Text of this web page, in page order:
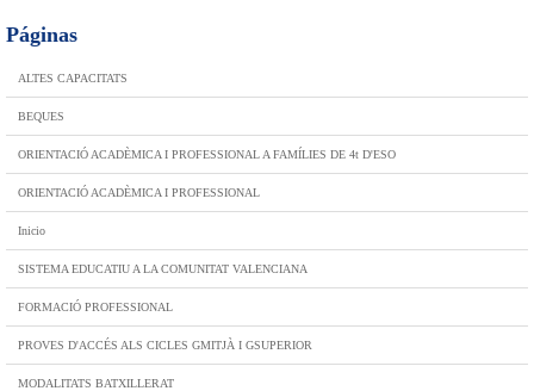
Páginas
ALTES CAPACITATS
BEQUES
ORIENTACIÓ ACADÈMICA I PROFESSIONAL A FAMÍLIES DE 4t D'ESO
ORIENTACIÓ ACADÈMICA I PROFESSIONAL
Inicio
SISTEMA EDUCATIU A LA COMUNITAT VALENCIANA
FORMACIÓ PROFESSIONAL
PROVES D'ACCÉS ALS CICLES GMITJÀ I GSUPERIOR
MODALITATS BATXILLERAT